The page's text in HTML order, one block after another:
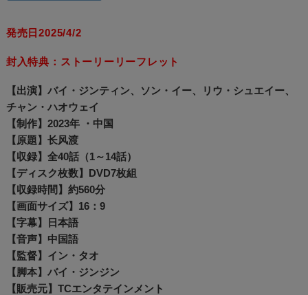
発売日2025/4/2
封入特典：ストーリーリーフレット
【出演】バイ・ジンティン、ソン・イー、リウ・シュエイー、
チャン・ハオウェイ
【制作】2023年 ・中国
【原題】长风渡
【収録】全40話（1～14話）
【ディスク枚数】DVD7枚組
【収録時間】約560分
【画面サイズ】16：9
【字幕】日本語
【音声】中国語
【監督】イン・タオ
【脚本】バイ・ジンジン
【販売元】TCエンタテインメント